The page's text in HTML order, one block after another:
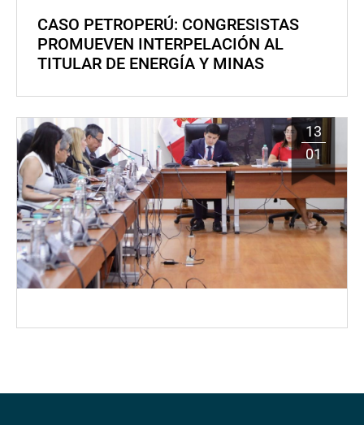
CASO PETROPERÚ: CONGRESISTAS
PROMUEVEN INTERPELACIÓN AL
TITULAR DE ENERGÍA Y MINAS
13
01